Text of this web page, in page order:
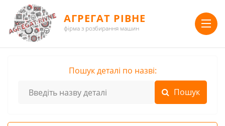
АГРЕГАТ РІВНЕ
фірма з розбирання машин
Пошук деталі по назві: